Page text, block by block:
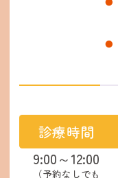
診療時間
9:00～12:00
（予約なしでも